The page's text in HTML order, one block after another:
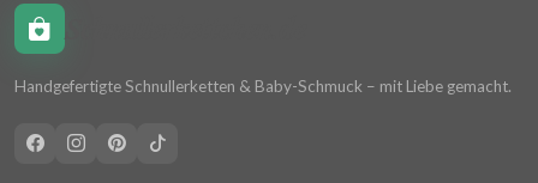
Handgefertigte Schnullerketten & Baby-Schmuck – mit Liebe gemacht.